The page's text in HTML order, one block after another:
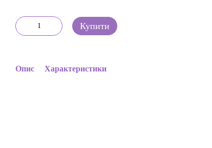
Купити
Опис Характеристики